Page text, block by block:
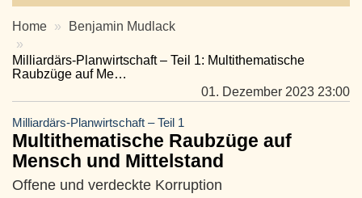
Home Benjamin Mudlack
Milliardärs-Planwirtschaft – Teil 1: Multithematische
Raubzüge auf Me…
01. Dezember 2023 23:00
Milliardärs-Planwirtschaft – Teil 1
Multithematische Raubzüge auf
Mensch und Mittelstand
Offene und verdeckte Korruption